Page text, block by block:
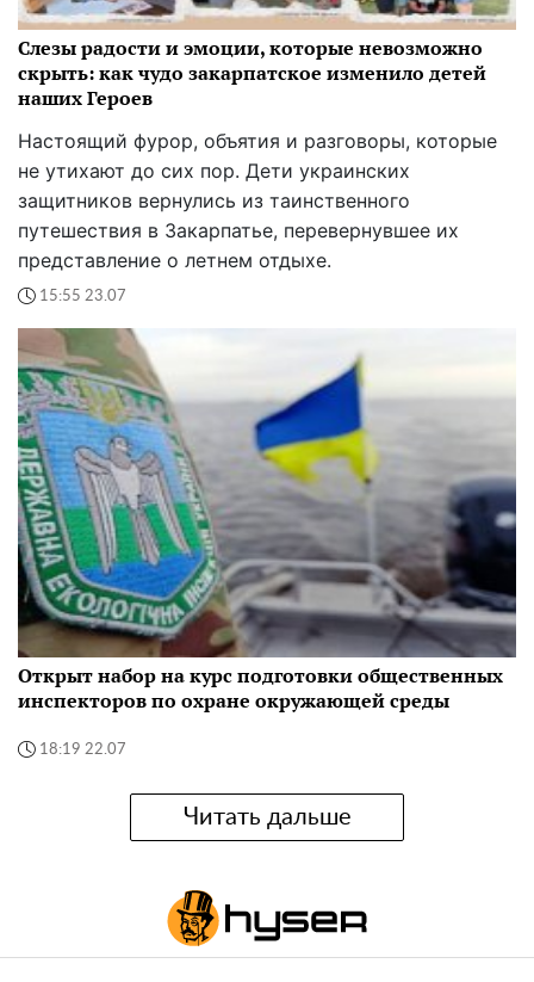
Слезы радости и эмоции, которые невозможно
скрыть: как чудо закарпатское изменило детей
наших Героев
Настоящий фурор, объятия и разговоры, которые
не утихают до сих пор. Дети украинских
защитников вернулись из таинственного
путешествия в Закарпатье, перевернувшее их
представление о летнем отдыхе.
15:55 23.07
Открыт набор на курс подготовки общественных
инспекторов по охране окружающей среды
18:19 22.07
Читать дальше